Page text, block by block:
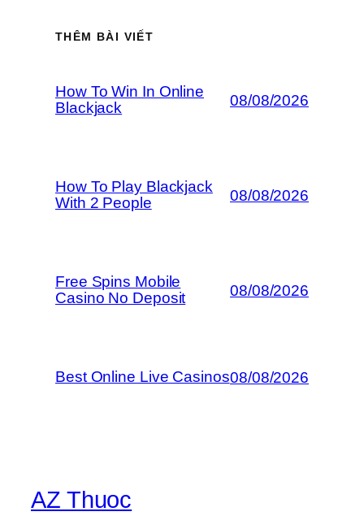
THÊM BÀI VIẾT
How To Win In Online
Blackjack
08/08/2026
How To Play Blackjack
With 2 People
08/08/2026
Free Spins Mobile
Casino No Deposit
08/08/2026
Best Online Live Casinos08/08/2026
AZ Thuoc